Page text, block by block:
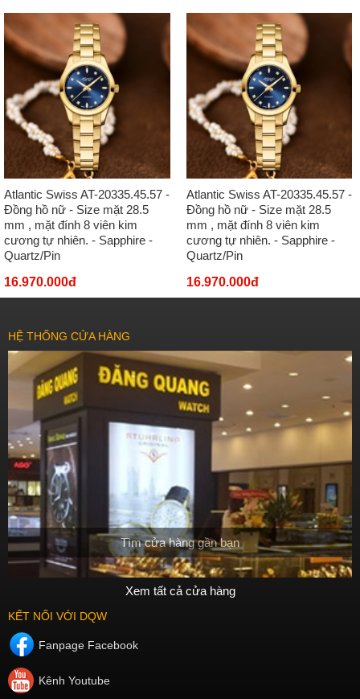
Atlantic Swiss AT-20335.45.57 -
Đồng hồ nữ - Size mặt 28.5
mm , mặt đính 8 viên kim
cương tự nhiên. - Sapphire -
Quartz/Pin
16.970.000đ
Atlantic Swiss AT-20335.45.57 -
Đồng hồ nữ - Size mặt 28.5
mm , mặt đính 8 viên kim
cương tự nhiên. - Sapphire -
Quartz/Pin
16.970.000đ
HỆ THỐNG CỬA HÀNG
Tìm cửa hàng gần bạn
Xem tất cả cửa hàng
KẾT NỐI VỚI DQW
Fanpage Facebook
Kênh Youtube